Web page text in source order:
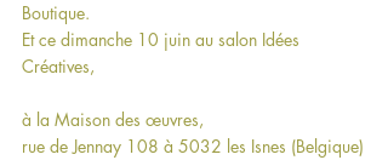
Boutique.
Et ce dimanche 10 juin au salon Idées
Créatives,
à la Maison des œuvres,
rue de Jennay 108 à 5032 les Isnes (Belgique)